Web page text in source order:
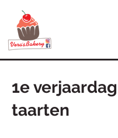
1e verjaardag
taarten